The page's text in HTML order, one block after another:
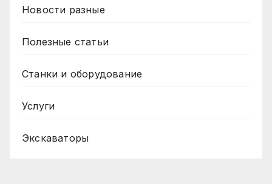
Новости разные
Полезные статьи
Станки и оборудование
Услуги
Экскаваторы